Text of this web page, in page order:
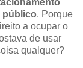
público. Porque
a ocupar o
de usar
qualquer?